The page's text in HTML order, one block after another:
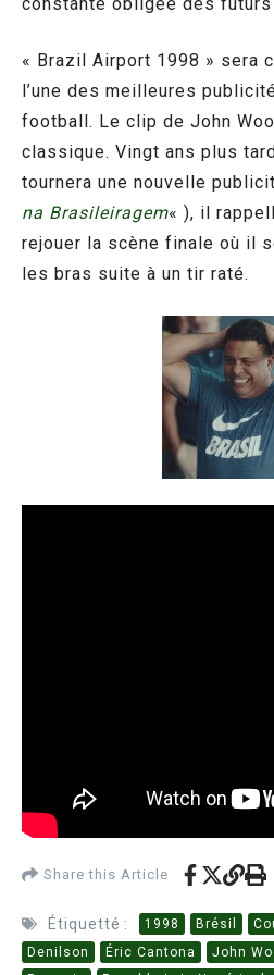
« Brazil Airport 1998 » sera
l’une des meilleures
football. Le clip de John
classique. Vingt ans plus
tournera une nouvelle
na Brasileiragem« ), il
rejouer la scène finale où il
les bras suite à un tir raté.
Share this Article
Étiquetté : 1998 Brésil
Denilson
Éric Cantona John